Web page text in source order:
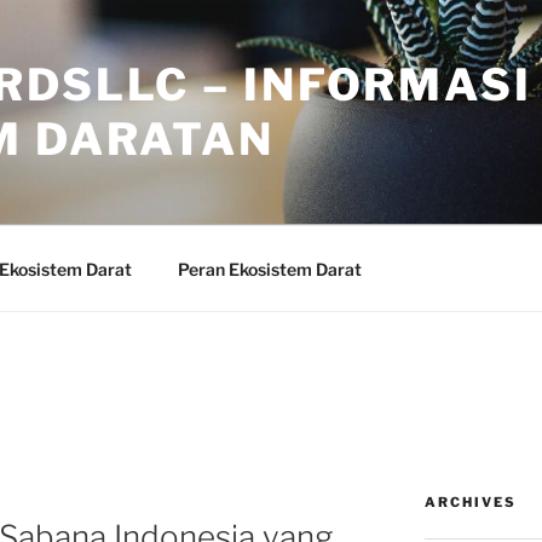
–
DARATAN
Darat Peran Ekosistem Darat
ARCHIVES